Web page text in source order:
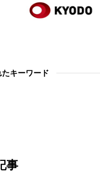
キーワード
事